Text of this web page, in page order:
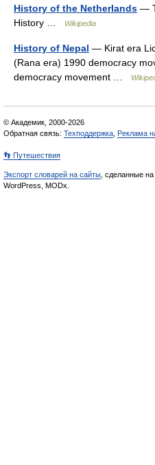
History of the Netherlands —
History …
Wikipedia
History of Nepal — Kirat era
(Rana era) 1990 democracy
democracy movement …
© Академик, 2000-2026
Обратная связь: Техподдержка Реклама
👣 Путешествия
Экспорт словарей на сайты , сделанные на
WordPress, MODx.